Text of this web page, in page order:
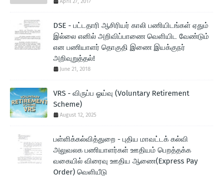
DSE - பட்டதாரி ஆசிரியர் காலி பணியிடங்கள் ஏதும்
இல்லை எனில் அறிவிப்பாணை வெளியிட வேண்டும்
என பணியாளர் தொகுதி இணை இயக்குநர்
அறிவுறுத்தல்!
June 21, 2018
VRS - விருப்ப ஓய்வு (Voluntary Retirement
Scheme)
August 12, 2025
பள்ளிக்கல்வித்துறை - புதிய மாவட்டக் கல்வி
அலுவலக பணியாளர்கள் ஊதியம் பெறத்தக்க
வகையில் விரைவு ஊதிய ஆணை(Express Pay
Order) வெளியீடு